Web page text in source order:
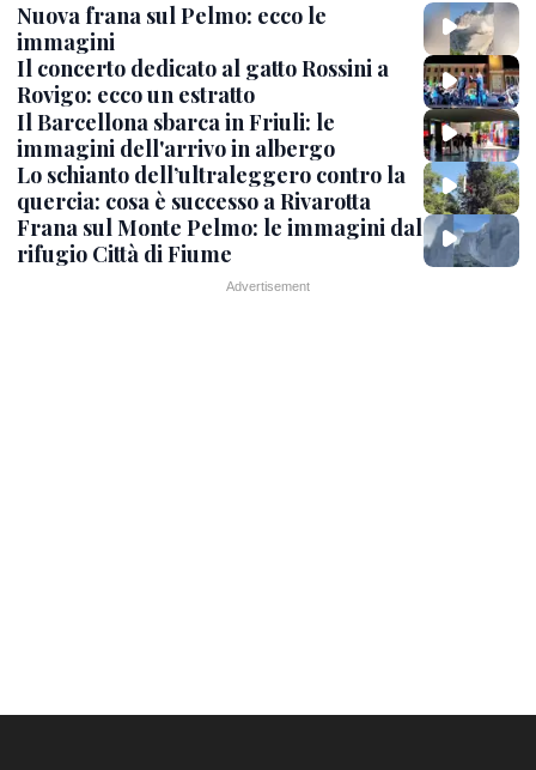
Nuova frana sul Pelmo: ecco le
immagini
Il concerto dedicato al gatto Rossini a
Rovigo: ecco un estratto
Il Barcellona sbarca in Friuli: le
immagini dell'arrivo in albergo
Lo schianto dell’ultraleggero contro la
quercia: cosa è successo a Rivarotta
Frana sul Monte Pelmo: le immagini dal
rifugio Città di Fiume